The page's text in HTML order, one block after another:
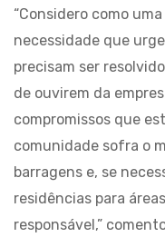
“Considero como
necessidade que
precisam ser
de ouvirem da
compromissos que
comunidade sofra o
barragens e, se
residências para
responsável,”